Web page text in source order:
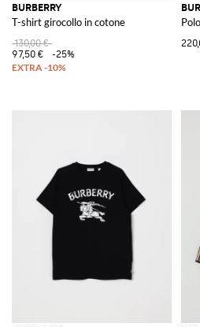
BURBERRY
T-shirt girocollo in cotone
130,00 €
97,50 €
-25%